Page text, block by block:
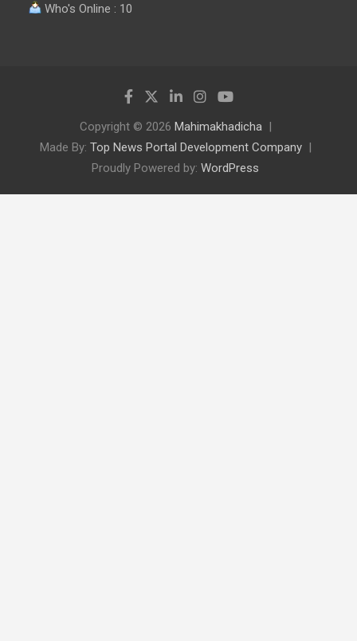
Who's Online : 10
Copyright © 2026 Mahimakhadicha
Made By: Top News Portal Development Company
Proudly Powered by: WordPress